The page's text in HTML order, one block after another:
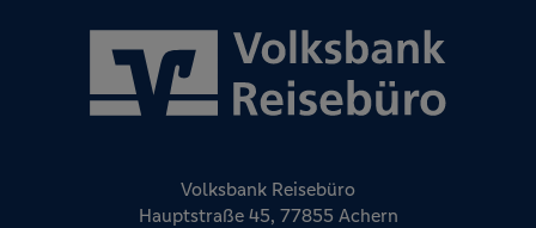
Volksbank Reisebüro
Hauptstraße 45, 77855 Achern